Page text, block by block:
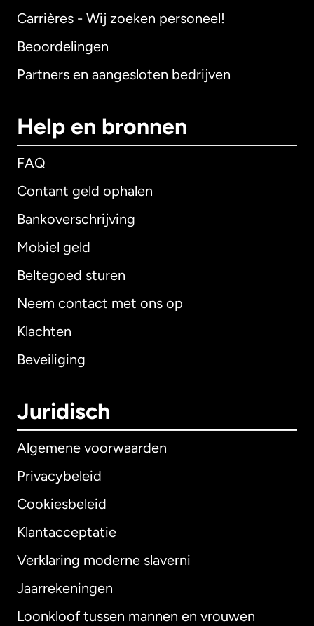
Carrières - Wij zoeken personeel!
Beoordelingen
Partners en aangesloten bedrijven
Help en bronnen
FAQ
Contant geld ophalen
Bankoverschrijving
Mobiel geld
Beltegoed sturen
Neem contact met ons op
Klachten
Beveiliging
Juridisch
Algemene voorwaarden
Privacybeleid
Cookiesbeleid
Klantacceptatie
Verklaring moderne slaverni
Jaarrekeningen
Loonkloof tussen mannen en vrouwen
Internationaal English